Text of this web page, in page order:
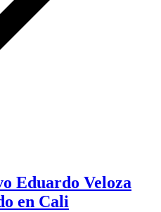
Eduardo Veloza
en Cali